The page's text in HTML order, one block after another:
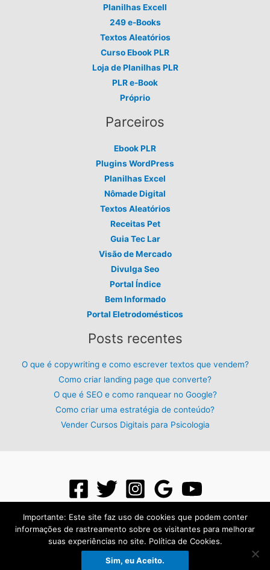
Planilhas Excell
249 e-Books
Textos Aleatórios
Curso Ebook PLR
Loja de Planilhas PLR
PLR e-Book
Próprio
Parceiros
Ebook PLR
Plugins WordPress
Planilhas Excel
Nômade Digital
Textos Aleatórios
Receitas Pet
Guia Tec Lar
Visão de Mercado
Divulga Seo
Portal Índice
Bem Informado
Portal Eletrodomésticos
Posts recentes
O que é copywriting e como escrever textos que vendem?
Como criar landing page que converte?
O que é SEO e como ranquear no Google?
Como criar uma estratégia de conteúdo?
Vender Cursos Digitais para Psicologia
Todos os direitos reservados para: PLR Digital - 2026 - Criado com:
Página de Venda
Importante: Este site faz uso de cookies que podem conter
informações de rastreamento sobre os visitantes para melhorar
suas experiências no site. Política de Cookies.
Sim, eu Aceito.